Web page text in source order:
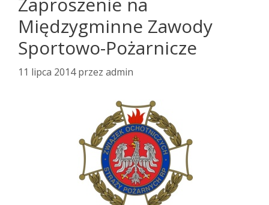
Międzygminne Zawody
Sportowo-Pożarnicze
11 lipca 2014 przez admin